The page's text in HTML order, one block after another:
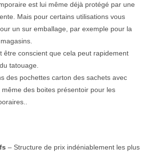
est lui même déjà protégé par une
Mais pour certains utilisations vous
un sur emballage, par exemple pour la
être conscient que cela peut rapidement
tatouage.
des pochettes carton des sachets avec
des boites présentoir pour les
– Structure de prix indéniablement les plus